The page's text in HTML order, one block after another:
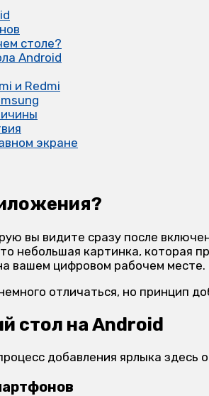
столе?
Android
и Redmi
экране
вы видите сразу после
небольшая картинка, которая
вашем цифровом рабочем месте.
отличаться, но принцип
стол на Android
добавления ярлыка